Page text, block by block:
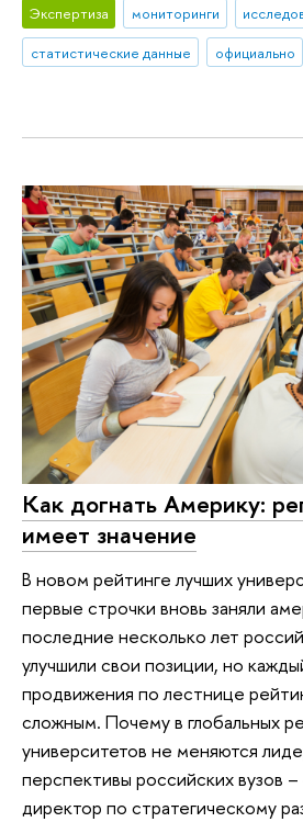
Экспертиза мониторинги
статистические данные
официально
Как догнать Америку:
имеет значение
В новом рейтинге лучших
первые строчки вновь заняли
последние несколько лет
улучшили свои позиции, но
продвижения по лестнице
сложным. Почему в глобальных
университетов не меняются
перспективы российских вузов
директор по стратегическому